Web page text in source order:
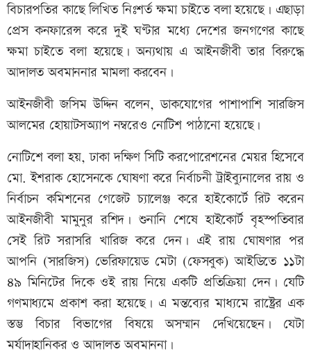
বিচারপতির কাছে লিখিত নিঃশর্ত ক্ষমা চাইতে বলা হয়েছে। এছাড়া
প্রেস কনফারেন্স করে দুই ঘণ্টার মধ্যে দেশের জনগণের কাছে
ক্ষমা চাইতে বলা হয়েছে। অন্যথায় এ আইনজীবী তার বিরুদ্ধে
আদালত অবমাননার মামলা করবেন।
আইনজীবী জসিম উদ্দিন বলেন, ডাকযোগের পাশাপাশি সারজিস
আলমের হোয়াটসঅ্যাপ নম্বরেও নোটিশ পাঠানো হয়েছে।
নোটিশে বলা হয়, ঢাকা দক্ষিণ সিটি করপোরেশনের মেয়র হিসেবে
মো. ইশরাক হোসেনকে ঘোষণা করে নির্বাচনী ট্রাইব্যুনালের রায় ও
নির্বাচন কমিশনের গেজেট চ্যালেঞ্জ করে হাইকোর্টে রিট করেন
আইনজীবী মামুনুর রশিদ। শুনানি শেষে হাইকোর্ট বৃহস্পতিবার
সেই রিট সরাসরি খারিজ করে দেন। এই রায় ঘোষণার পর
আপনি (সারজিস) ভেরিফায়েড মেটা (ফেসবুক) আইডিতে ১১টা
৪৯ মিনিটের দিকে ওই রায় নিয়ে একটি প্রতিক্রিয়া দেন। যেটি
গণমাধ্যমে প্রকাশ করা হয়েছে। এ মন্তব্যের মাধ্যমে রাষ্ট্রের এক
স্তম্ভ বিচার বিভাগের বিষয়ে অসম্মান দেখিয়েছেন। যেটা
মর্যাদাহানিকর ও আদালত অবমাননা।